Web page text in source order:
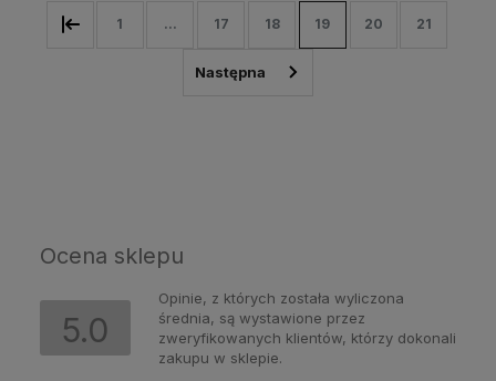
1 ... 17 18 19 20 21
Ocena sklepu
5.0
Opinie, z których została wyliczona
średnia, są wystawione przez
zweryfikowanych klientów, którzy dokonali
zakupu w sklepie.